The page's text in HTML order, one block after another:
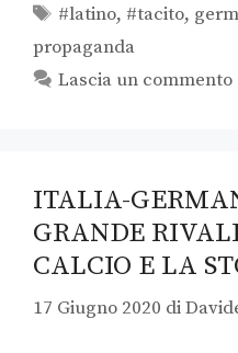
#latino, #tacito,
propaganda
Lascia un commento
ITALIA-
GRANDE
CALCIO E LA
17 Giugno 2020 di